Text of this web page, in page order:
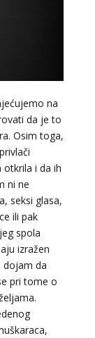
na
da je to
Osim toga,
otkrila i da ih
ni ne
seksi glasa,
ili pak
spola
izražen
dojam da
pri tome o